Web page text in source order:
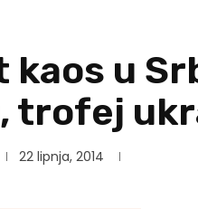
kaos u
trofej
22 lipnja, 2014